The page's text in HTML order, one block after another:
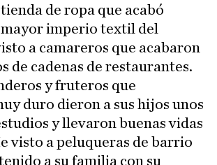
de ropa que acabó
imperio textil del
a camareros que acabaron
de cadenas de restaurantes.
y fruteros que
duro dieron a sus hijos unos
y llevaron buenas vidas
visto a peluqueras de barrio
a su familia con su